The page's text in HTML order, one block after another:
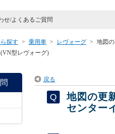
探す > 乗用車 > レヴォーグ > 地図
型レヴォーグ)
戻る
地図の更
センター